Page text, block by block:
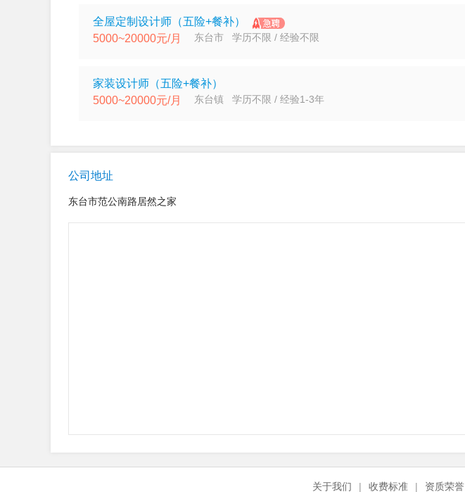
全屋定制设计师（五险+餐补）
5000~20000元/月 东台市 学历不限 / 经验不限
家装设计师（五险+餐补）
5000~20000元/月 东台镇 学历不限 / 经验1-3年
公司地址
东台市范公南路居然之家
关于我们 | 收费标准 | 资质荣誉